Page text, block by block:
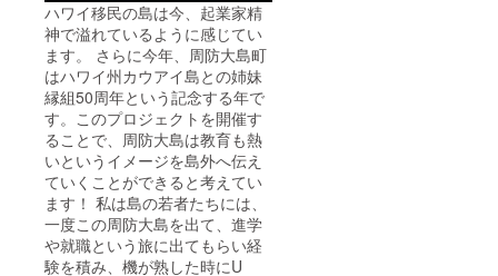
ハワイ移民の島は今、起業家精
神で溢れているように感じてい
ます。 さらに今年、周防大島町
はハワイ州カウアイ島との姉妹
縁組50周年という記念する年で
す。このプロジェクトを開催す
ることで、周防大島は教育も熱
いというイメージを島外へ伝え
ていくことができると考えてい
ます！ 私は島の若者たちには、
一度この周防大島を出て、進学
や就職という旅に出てもらい経
験を積み、機が熟した時にU